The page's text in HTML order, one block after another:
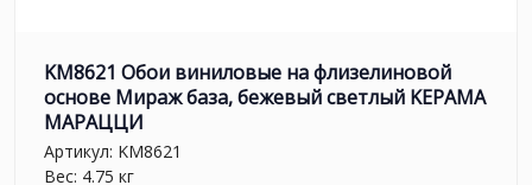
KM8621 Обои виниловые на флизелиновой
основе Мираж база, бежевый светлый KЕРАМА
МАРАЦЦИ
Артикул: KM8621
Вес: 4.75 кг